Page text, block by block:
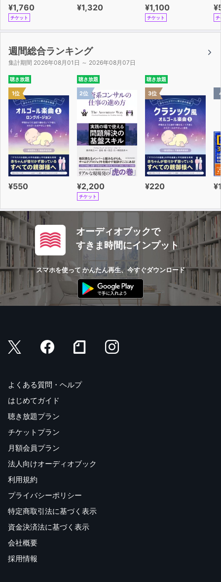
¥1,760
チケット
¥1,320 ¥1,100
チケット チ
週間総合ランキング
集計期間 2026年08月01日 ～ 2026年08月07日
聴き放題
1位
¥550
聴き放題
2位
¥2,200
チケット
聴き放題
3位
¥220
オーディオブックで
すきま時間にインプット
スマホを使って かんたん再生、今すぐダウンロード
よくある質問・ヘルプ
はじめてガイド
聴き放題プラン
チケットプラン
月額会員プラン
法人向けオーディオブック
利用規約
プライバシーポリシー
特定商取引法に基づく表示
資金決済法に基づく表示
会社概要
採用情報